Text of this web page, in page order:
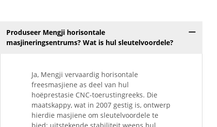
Produseer Mengji horisontale
masjineringsentrums? Wat is hul sleutelvoordele?
Ja, Mengji vervaardig horisontale
freesmasjiene as deel van hul
hoëprestasie CNC-toerustingreeks. Die
maatskappy, wat in 2007 gestig is, ontwerp
hierdie masjiene om sleutelvoordele te
bied: uitstekende stabiliteit weens hul